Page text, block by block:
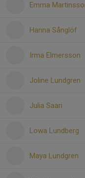
Emma
Hanna Sånglöf
Irma Elmersson
Joline Lundgren
Julia Saari
Lowa Lundberg
Maya Lundgren